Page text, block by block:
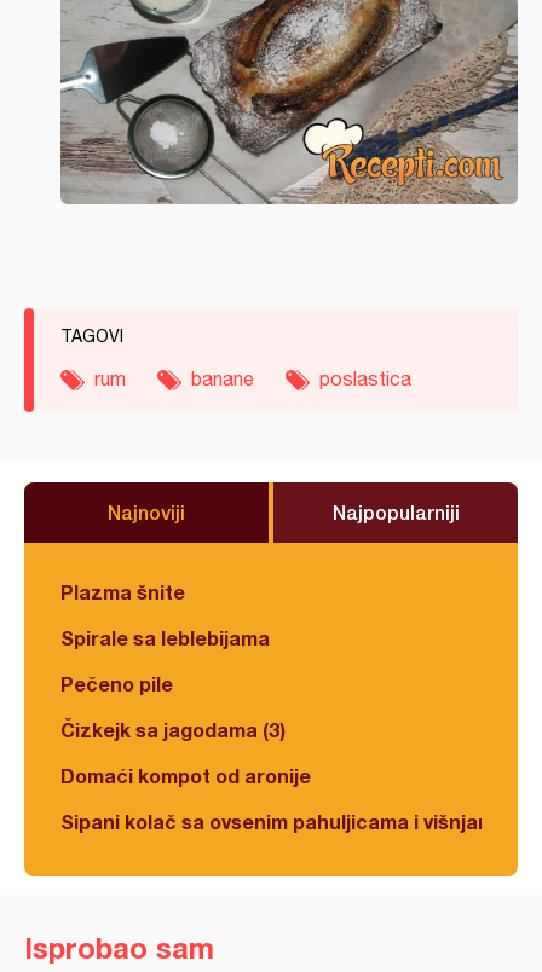
TAGOVI
rum banane poslastica
Najnoviji Najpopularniji
Plazma šnite
Spirale sa leblebijama
Pečeno pile
Čizkejk sa jagodama (3)
Domaći kompot od aronije
Sipani kolač sa ovsenim pahuljicama i višnjama
Isprobao sam